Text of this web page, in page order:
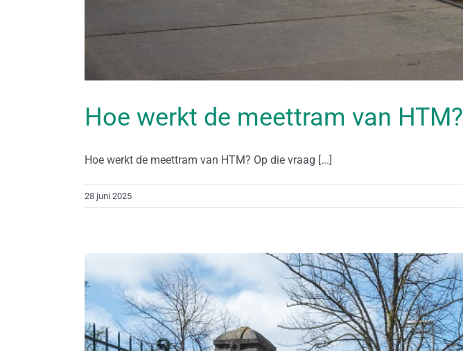
Hoe werkt de meettram van HTM?
Hoe werkt de meettram van HTM? Op die vraag [...]
28 juni 2025